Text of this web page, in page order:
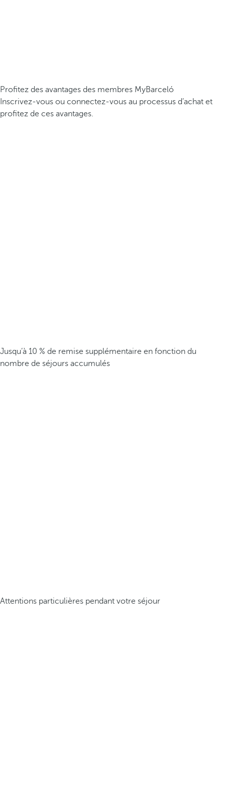
Profitez des avantages des membres MyBarceló
Inscrivez-vous ou connectez-vous au processus d’achat et
profitez de ces avantages.
Jusqu’à 10 % de remise supplémentaire en fonction du
nombre de séjours accumulés
Attentions particulières pendant votre séjour